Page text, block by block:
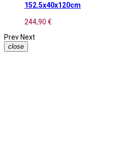
152.5x40x120cm
244,90 €
Prev Next
close